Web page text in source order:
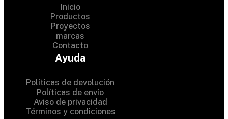
Inicio
Productos
Proyectos
marcas
Contacto
Ayuda
Políticas de devolución
Políticas de envío
Aviso de privacidad
Términos y condiciones